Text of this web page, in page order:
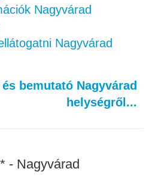
Nagyvárad
Nagyvárad
bemutató Nagyvárad
helységről...
- Nagyvárad